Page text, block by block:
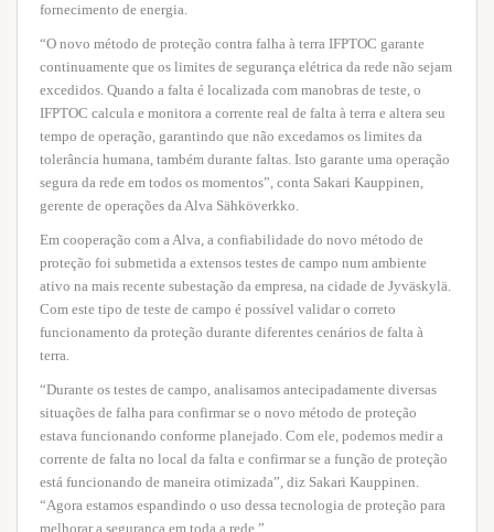
fornecimento de energia.
“O novo método de proteção contra falha à terra IFPTOC garante
continuamente que os limites de segurança elétrica da rede não sejam
excedidos. Quando a falta é localizada com manobras de teste, o
IFPTOC calcula e monitora a corrente real de falta à terra e altera seu
tempo de operação, garantindo que não excedamos os limites da
tolerância humana, também durante faltas. Isto garante uma operação
segura da rede em todos os momentos”, conta Sakari Kauppinen,
gerente de operações da Alva Sähköverkko.
Em cooperação com a Alva, a confiabilidade do novo método de
proteção foi submetida a extensos testes de campo num ambiente
ativo na mais recente subestação da empresa, na cidade de Jyväskylä.
Com este tipo de teste de campo é possível validar o correto
funcionamento da proteção durante diferentes cenários de falta à
terra.
“Durante os testes de campo, analisamos antecipadamente diversas
situações de falha para confirmar se o novo método de proteção
estava funcionando conforme planejado. Com ele, podemos medir a
corrente de falta no local da falta e confirmar se a função de proteção
está funcionando de maneira otimizada”, diz Sakari Kauppinen.
“Agora estamos espandindo o uso dessa tecnologia de proteção para
melhorar a segurança em toda a rede.”